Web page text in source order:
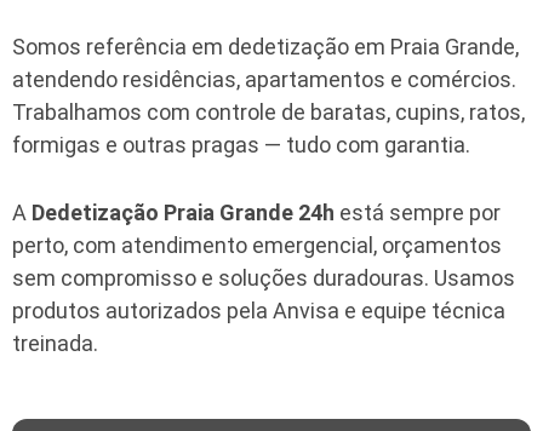
Somos referência em dedetização em Praia Grande,
atendendo residências, apartamentos e comércios.
Trabalhamos com controle de baratas, cupins, ratos,
formigas e outras pragas — tudo com garantia.
A Dedetização Praia Grande 24h está sempre por
perto, com atendimento emergencial, orçamentos
sem compromisso e soluções duradouras. Usamos
produtos autorizados pela Anvisa e equipe técnica
treinada.